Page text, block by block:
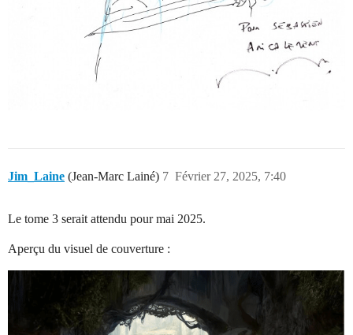
Jim_Laine (Jean-Marc Lainé) Février 27, 2025, 7:40
7
Le tome 3 serait attendu pour mai 2025.
Aperçu du visuel de couverture :